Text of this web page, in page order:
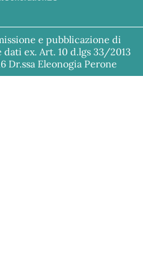
e pubblicazione di
ex. Art. 10 d.lgs 33/2013
Dr.ssa Eleonogia Perone